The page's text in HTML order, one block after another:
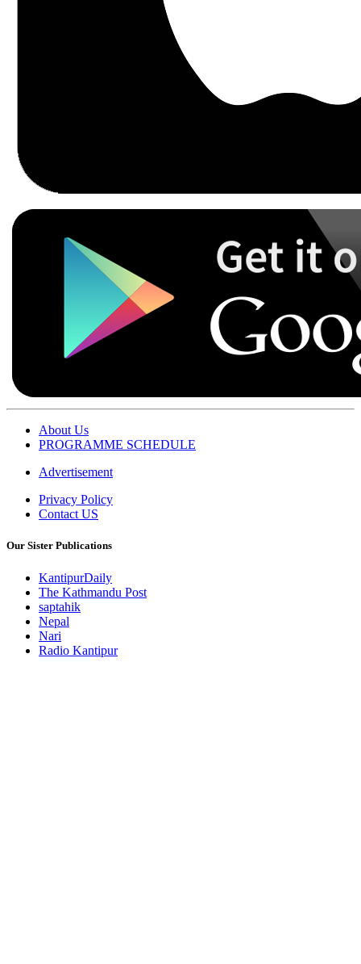
About Us
PROGRAMME SCHEDULE
Advertisement
Privacy Policy
Contact US
Our Sister Publications
KantipurDaily
The Kathmandu Post
saptahik
Nepal
Nari
Radio Kantipur